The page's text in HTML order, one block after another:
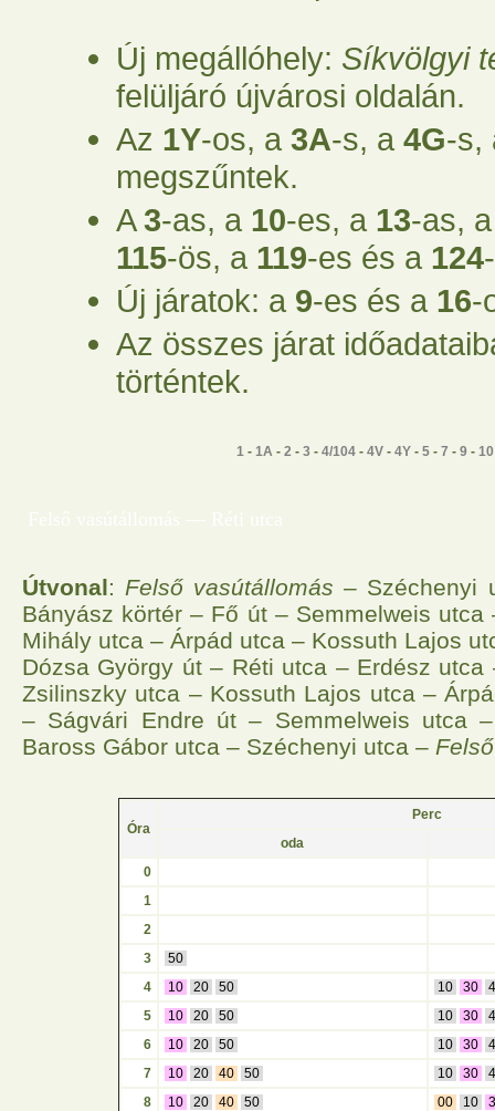
Új megállóhely: Síkvölgyi
felüljáró újvárosi oldalán.
Az 1Y-os, a 3A-s, a 4G-s,
megszűntek.
A3-as, a 10-es, a 13-as,
115-ös, a 119-es és a 124
Új járatok: a 9-es és a 16-
Az összes járat
történtek.
1- 1A - 2 - 3 - 4/104- 4V- 4Y- 5- 7 - 9- 10
Útvonal: Felső vasútállomás – Széchenyi
Bányász körtér – Fő út – Semmelweis
Mihály utca – Árpád utca – Kossuth Lajos
Dózsa György út – Réti utca – Erdész
Zsilinszky utca – Kossuth Lajos utca –
– Ságvári Endre út – Semmelweis utca
Baross Gábor utca – Széchenyi utca –
Óra
Perc
oda
0
1
2
3
50
4
10 20 50 10 30
5
10 20 50 10 30
6
10 20 50 10 30
7
10 20 40 50 10 30
8
10 20 40 50 00 10